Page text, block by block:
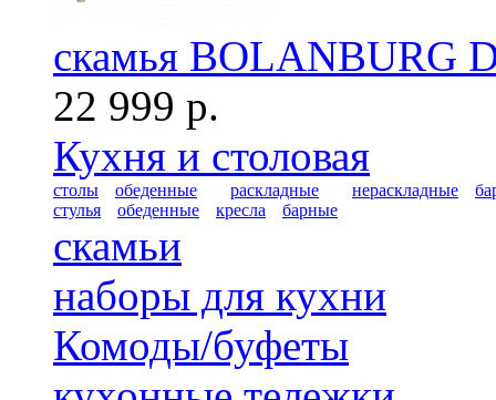
скамья BOLANBURG
22 999 р.
Кухня и столовая
столы обеденные раскладные нераскладные
стулья
обеденные кресла барные
скамьи
наборы для кухни
Комоды/буфеты